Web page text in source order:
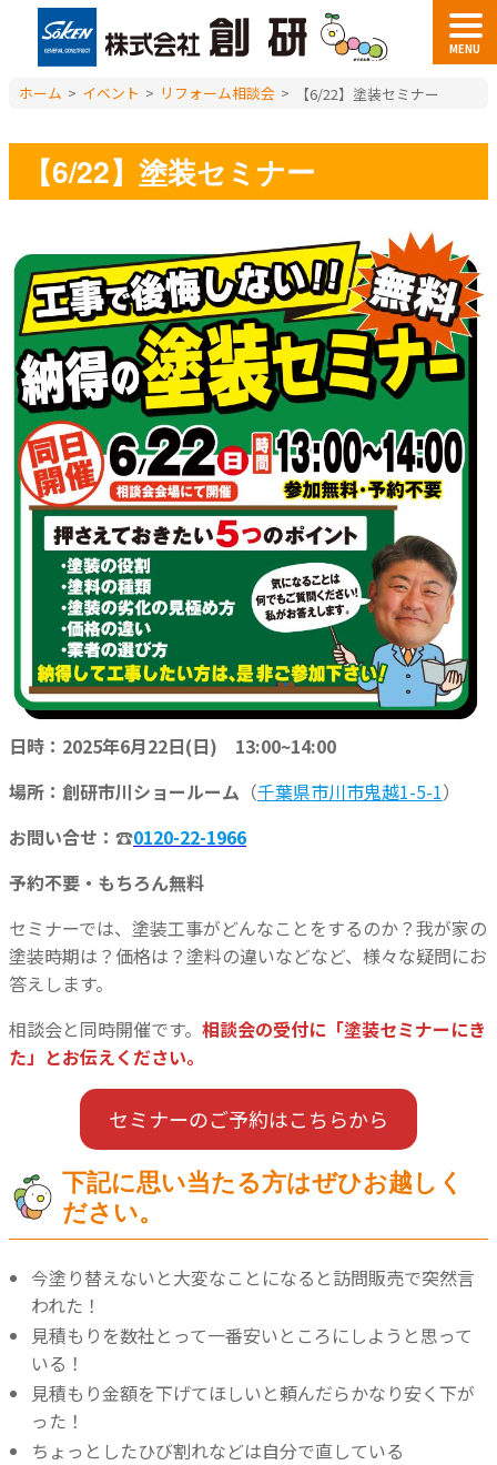
MENU
ホーム > イベント > リフォーム相談会 > 【6/22】塗装セミナー
【6/22】塗装セミナー
日時：2025年6月22日(日) 13:00~14:00
場所：創研市川ショールーム （千葉県市川市鬼越1-5-1）
お問い合せ：☎0120-22-1966
予約不要・もちろん無料
セミナーでは、塗装工事がどんなことをするのか？我が家の
塗装時期は？価格は？塗料の違いなどなど、様々な疑問にお
答えします。
相談会と同時開催です。 相談会の受付に「塗装セミナーにき
た」とお伝えください。
セミナーのご予約はこちらから
下記に思い当たる方はぜひお越しく
ださい。
今塗り替えないと大変なことになると訪問販売で突然言
われた！
見積もりを数社とって一番安いところにしようと思って
いる！
見積もり金額を下げてほしいと頼んだらかなり安く下が
った！
ちょっとしたひび割れなどは自分で直している